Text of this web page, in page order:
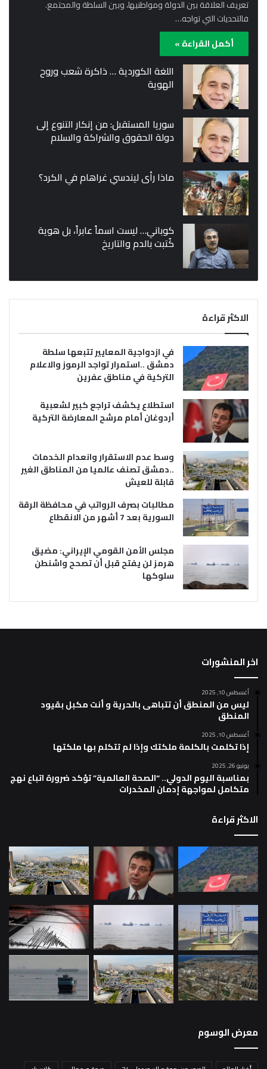
تعريف العلاقة بين الدولة ومواطنيها، وبين السلطة والمجتمع.
فالتحديات التي تواجه…
أكمل القراءة »
اللغة الكوردية … ذاكرة شعب وروح
الهوية
سوريا المستقبل: من إنكار التنوع إلى
دولة الحقوق والشراكة والسلام
ماذا رأى ليندسي غراهام في الكرد؟
كوباني… ليست اسماً عابراً، بل هوية
كُتبت بالدم والتاريخ
الاكثر قراءة
في ازدواجية المعايير تتبعها سلطة
دمشق ..استمرار تواجد الرموز والاعلام
التركية في مناطق عفرين
استطلاع يكشف تراجع كبير لشعبية
أردوغان أمام مرشح المعارضة التركية
وسط عدم الاستقرار وانعدام الخدمات
..دمشق تصنف عالميا من المناطق الغير
قابلة للعيش
مطالبات بصرف الرواتب في محافظة الرقة
السورية بعد 7 أشهر من الانقطاع
مجلس الأمن القومي الإيراني: مضيق
هرمز لن يفتح قبل أن تصحح واشنطن
سلوكها
اخر المنشورات
أغسطس 10, 2025
ليس من المنطق أن تتباهى بالحرية و أنت مكبل بقيود
المنطق
أغسطس 10, 2025
إذا تكلمت بالكلمة ملكتك وإذا لم تتكلم بها ملكتها
يونيو 26, 2025
بمناسبة اليوم الدولي.. “الصحة العالمية” تؤكد ضرورة اتباع نهج
متكامل لمواجهة إدمان المخدرات
الاكثر قراءة
معرض الوسوم